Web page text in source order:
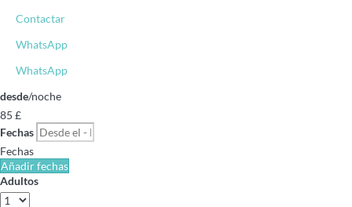
Contactar
WhatsApp
WhatsApp
desde/noche
85 £
Fechas
Fechas
Añadir fechas
Adultos